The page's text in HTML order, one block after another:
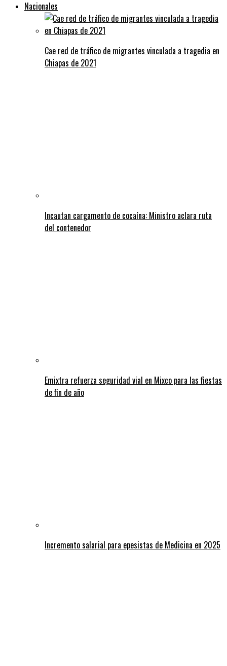
Nacionales
Cae red de tráfico de migrantes vinculada a tragedia en
Chiapas de 2021
Incautan cargamento de cocaína: Ministro aclara ruta
del contenedor
Emixtra refuerza seguridad vial en Mixco para las fiestas
de fin de año
Incremento salarial para epesistas de Medicina en 2025